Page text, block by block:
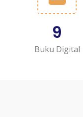
9
Buku Digital